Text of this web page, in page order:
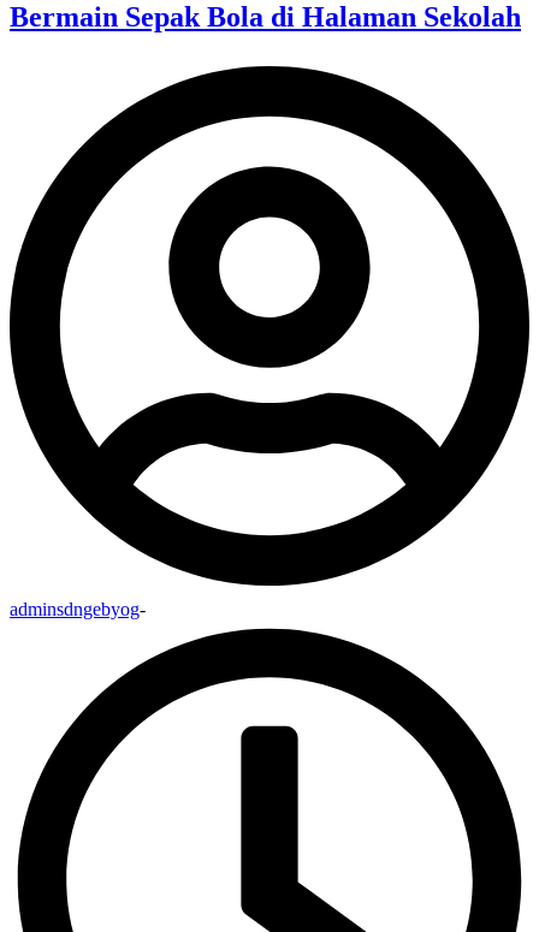
Bermain Sepak Bola di Halaman Sekolah
adminsdngebyog-